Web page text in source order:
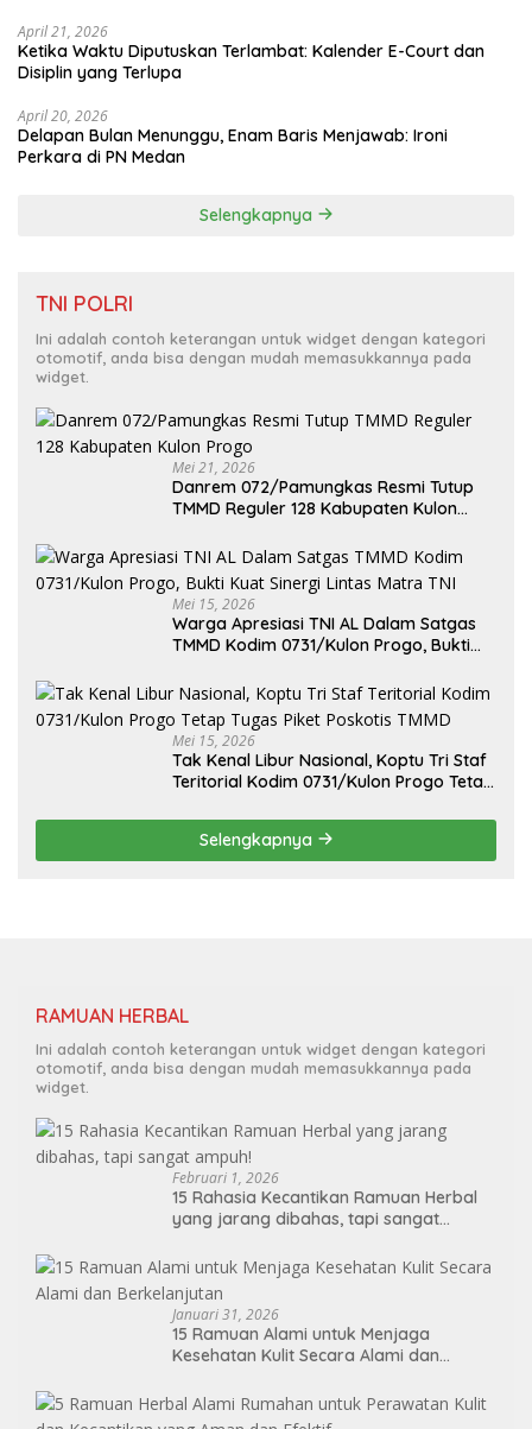
April 21, 2026
Ketika Waktu Diputuskan Terlambat: Kalender E-Court dan
Disiplin yang Terlupa
April 20, 2026
Delapan Bulan Menunggu, Enam Baris Menjawab: Ironi
Perkara di PN Medan
Selengkapnya
TNI POLRI
Ini adalah contoh keterangan untuk widget dengan kategori
otomotif, anda bisa dengan mudah memasukkannya pada
widget.
Mei 21, 2026
Danrem 072/Pamungkas Resmi Tutup
TMMD Reguler 128 Kabupaten Kulon
Mei 15, 2026
Warga Apresiasi TNI AL Dalam Satgas
TMMD Kodim 0731/Kulon Progo, Bukti
Mei 15, 2026
Tak Kenal Libur Nasional, Koptu Tri Staf
Teritorial Kodim 0731/Kulon Progo Tetap
Selengkapnya
RAMUAN HERBAL
Ini adalah contoh keterangan untuk widget dengan kategori
otomotif, anda bisa dengan mudah memasukkannya pada
widget.
Februari 1, 2026
15 Rahasia Kecantikan Ramuan Herbal
yang jarang dibahas, tapi sangat
Januari 31, 2026
15 Ramuan Alami untuk Menjaga
Kesehatan Kulit Secara Alami dan